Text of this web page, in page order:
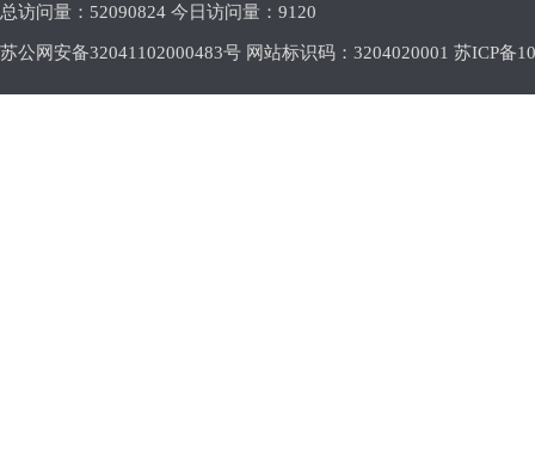
总访问量： 52090824 今日访问量： 9120
苏公网安备32041102000483号 网站标识码：3204020001 苏ICP备